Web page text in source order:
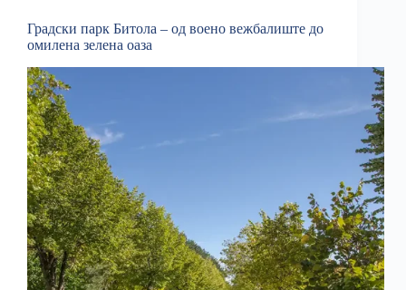
Градски парк Битола – од воено вежбалиште до
омилена зелена оаза